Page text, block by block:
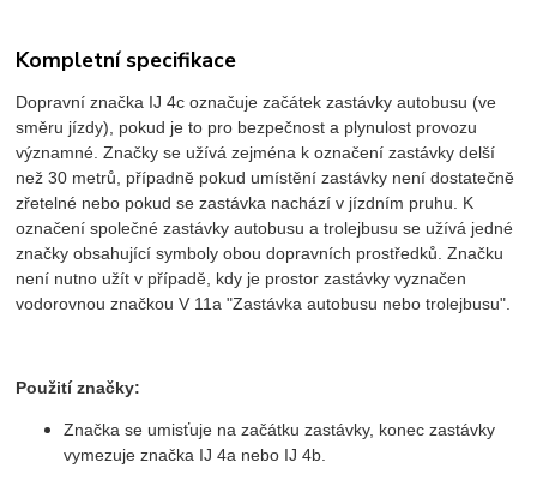
Kompletní specifikace
Dopravní značka IJ 4c označuje začátek zastávky autobusu (ve
směru jízdy), pokud je to pro bezpečnost a plynulost provozu
významné. Značky se užívá zejména k označení zastávky delší
než 30 metrů, případně pokud umístění zastávky není dostatečně
zřetelné nebo pokud se zastávka nachází v jízdním pruhu. K
označení společné zastávky autobusu a trolejbusu se užívá jedné
značky obsahující symboly obou dopravních prostředků. Značku
není nutno užít v případě, kdy je prostor zastávky vyznačen
vodorovnou značkou V 11a "Zastávka autobusu nebo trolejbusu".
Použití značky:
Značka se umisťuje na začátku zastávky, konec zastávky
vymezuje značka IJ 4a nebo IJ 4b.